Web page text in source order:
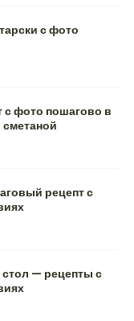
с фото
с фото пошагово в
рецепт с
— рецепты с